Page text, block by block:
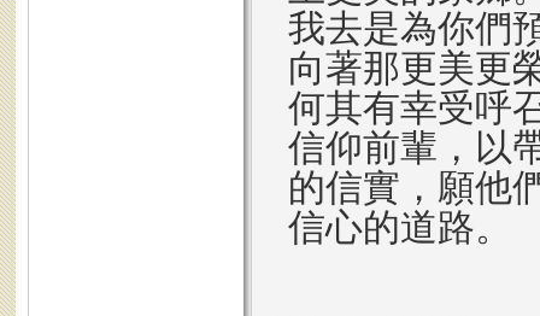
我去是為你們
向著那更美更
何其有幸受呼
信仰前輩，以
的信實，願他
信心的道路。